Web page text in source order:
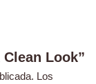
Look”
Los